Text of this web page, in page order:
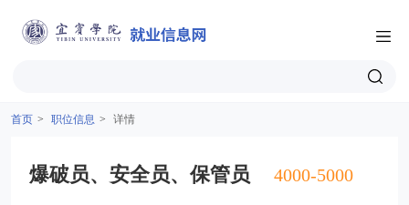
首页 > 职位信息 > 详情
爆破员、安全员、保管员 4000-5000